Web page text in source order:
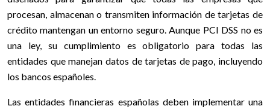
procesan, almacenan o transmiten información de tarjetas de
crédito mantengan un entorno seguro. Aunque PCI DSS no es
una ley, su cumplimiento es obligatorio para todas las
entidades que manejan datos de tarjetas de pago, incluyendo
los bancos españoles.
Las entidades financieras españolas deben implementar una